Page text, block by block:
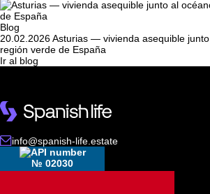
Blog
20.02.2026Asturias — vivienda asequible
región verde de España
Ir al blog
info@spanish-life.estate
№ 02030